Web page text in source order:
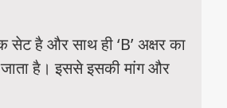
है और साथ ही ‘B’ अक्षर का
है। इससे इसकी मांग और